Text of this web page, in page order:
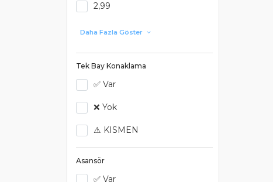
2,99
Daha Fazla Göster
Tek Bay Konaklama
✅ Var
❌ Yok
⚠ KISMEN
Asansör
✅ Var